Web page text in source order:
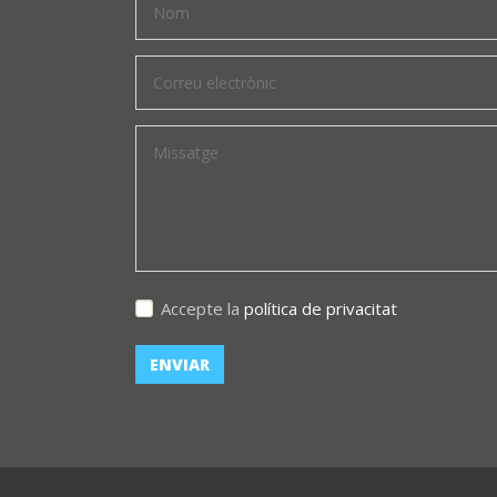
Accepte la política de privacitat